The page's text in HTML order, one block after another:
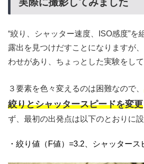
“絞り、シャッター速度、ISO感度”を
露出を見つけだすことになりますが
わせがあり、ちょっとした実験をして
３要素を色々変えるのは困難なので、
絞りとシャッタースピードを変更
ず、最初の出発点は以下のとおりに設
・絞り値（F値）=3.2、シャッター